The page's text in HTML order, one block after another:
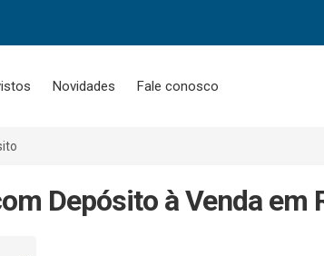
Novidades Fale conosco
Depósito à Venda em